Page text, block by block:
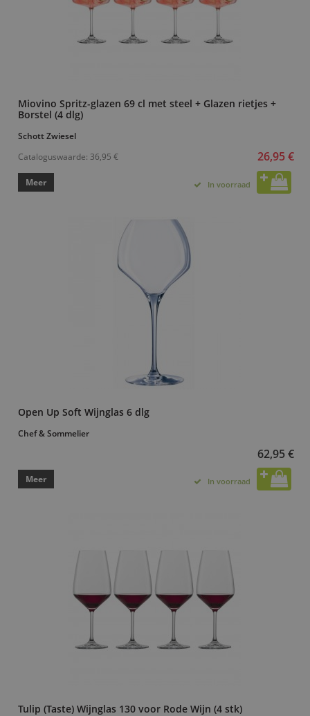
Miovino Spritz-glazen 69 cl met steel + Glazen rietjes +
Borstel (4 dlg)
Schott Zwiesel
Cataloguswaarde: 36,95 € 26,95 €
Meer In voorraad
Open Up Soft Wijnglas 6 dlg
Chef & Sommelier
62,95 €
Meer In voorraad
Tulip (Taste) Wijnglas 130 voor Rode Wijn (4 stk)